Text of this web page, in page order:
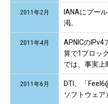
2011年2月
IANAにプー
渇。
2011年4月
APNICのIPv4
算で1ブロッ
では、事実上
2011年6月
DTI、「
ソフトウェア